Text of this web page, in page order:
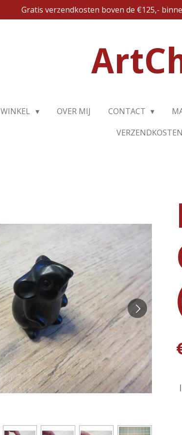
Gratis verzendkosten boven de €125,-
WINKEL OVER MIJ CONTACT
VERZENDKOSTEN